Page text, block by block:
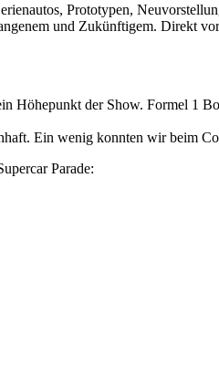
Prototypen,
und Zukünftigem. Direkt
Höhepunkt der Show. Formel 1
Ein wenig konnten wir beim
Parade: